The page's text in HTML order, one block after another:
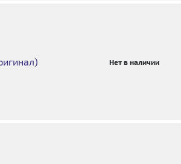
Нет в наличии